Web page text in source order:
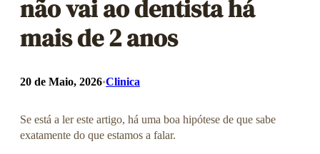
não vai ao dentista há
mais de 2 anos
20 de Maio, 2026•Clinica
Se está a ler este artigo, há uma boa hipótese de que sabe
exatamente do que estamos a falar.